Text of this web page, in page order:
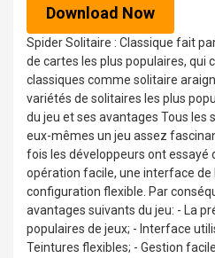
Download Now
Spider Solitaire : Classique fait
de cartes les plus populaires, qui
classiques comme solitaire
variétés de solitaires les plus
du jeu et ses avantages Tous
eux-mêmes un jeu assez
fois les développeurs ont essayé
opération facile, une interface de
configuration flexible. Par
avantages suivants du jeu: - La
populaires de jeux; - Interface
Teintures flexibles; - Gestion